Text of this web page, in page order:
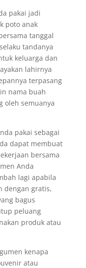
pakai jadi
poto anak
tanggal
tandanya
keluarga dan
lahirnya
terpasang
nama buah
oleh semuanya
pakai sebagai
dapat membuat
bersama
Anda
lagi apabila
dengan gratis,
bagus
peluang
produk atau
kenapa
atau